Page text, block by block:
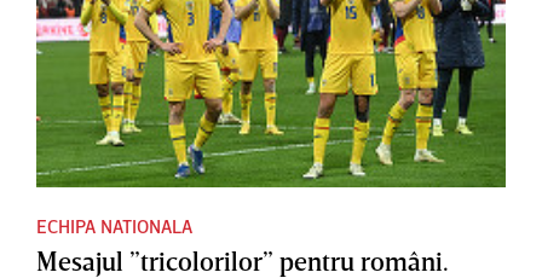
ECHIPA NATIONALA
Mesajul ”tricolorilor” pentru români.